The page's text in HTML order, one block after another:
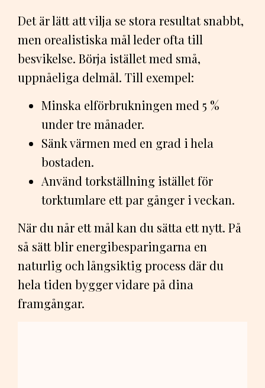
Det är lätt att vilja se stora resultat snabbt,
men orealistiska mål leder ofta till
besvikelse. Börja istället med små,
uppnåeliga delmål. Till exempel:
Minska elförbrukningen med 5 %
under tre månader.
Sänk värmen med en grad i hela
bostaden.
Använd torkställning istället för
torktumlare ett par gånger i veckan.
När du når ett mål kan du sätta ett nytt. På
så sätt blir energibesparingarna en
naturlig och långsiktig process där du
hela tiden bygger vidare på dina
framgångar.